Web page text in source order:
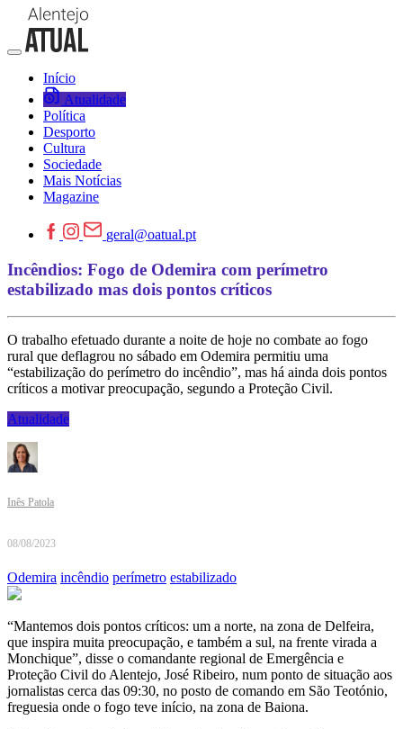
Início
Atualidade
Política
Desporto
Cultura
Sociedade
Mais Notícias
Magazine
geral@oatual.pt
Incêndios: Fogo de Odemira com perímetro
estabilizado mas dois pontos críticos
O trabalho efetuado durante a noite de hoje no combate ao fogo
rural que deflagrou no sábado em Odemira permitiu uma
“estabilização do perímetro do incêndio”, mas há ainda dois pontos
críticos a motivar preocupação, segundo a Proteção Civil.
Atualidade
Inês Patola
08/08/2023
Odemira incêndio perímetro estabilizado
“Mantemos dois pontos críticos: um a norte, na zona de Delfeira,
que inspira muita preocupação, e também a sul, na frente virada a
Monchique”, disse o comandante regional de Emergência e
Proteção Civil do Alentejo, José Ribeiro, num ponto de situação aos
jornalistas cerca das 09:30, no posto de comando em São Teotónio,
freguesia onde o fogo teve início, na zona de Baiona.